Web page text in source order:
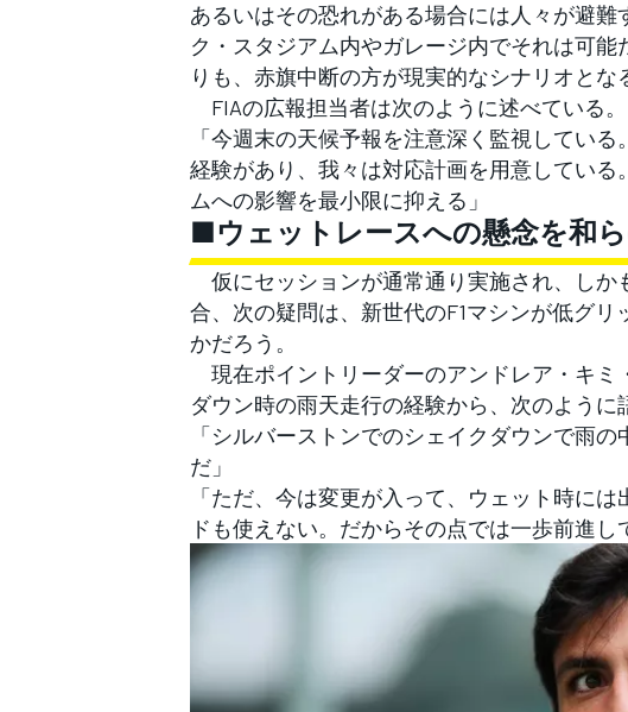
あるいはその恐れがある場合には人々が避
ク・スタジアム内やガレージ内でそれは可
りも、赤旗中断の方が現実的なシナリオとな
FIAの広報担当者は次のように述べている。
「今週末の天候予報を注意深く監視してい
経験があり、我々は対応計画を用意してい
ムへの影響を最小限に抑える」
■ウェットレースへの懸念を和
仮にセッションが通常通り実施され、しか
合、次の疑問は、新世代のF1マシンが低グ
かだろう。
現在ポイントリーダーのアンドレア・キミ
ダウン時の雨天走行の経験から、次のように
「シルバーストンでのシェイクダウンで雨
だ」
「ただ、今は変更が入って、ウェット時に
ドも使えない。だからその点では一歩前進し